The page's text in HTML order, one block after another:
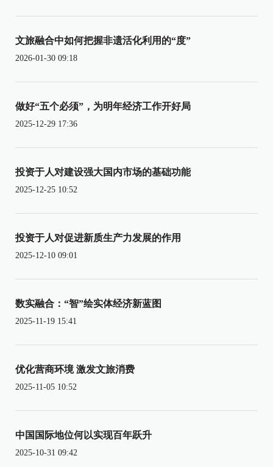
文旅融合中如何把握非遗活化利用的“度”
2026-01-30 09:18
做好“五个必须”，为明年经济工作开好局
2025-12-29 17:36
投资于人对建设强大国内市场的基础功能
2025-12-25 10:52
投资于人对促进新质生产力发展的作用
2025-12-10 09:01
数实融合：“智”绘实体经济新蓝图
2025-11-19 15:41
优化营商环境 激发文旅消费
2025-11-05 10:52
中国国际地位何以实现百年跃升
2025-10-31 09:42